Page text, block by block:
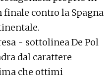
contro la Spagna
- sottolinea De Pol
dal carattere
che ottimi